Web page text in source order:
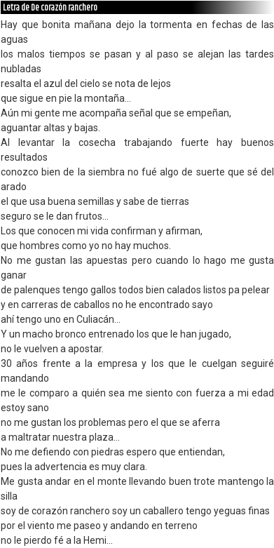
Letra de De corazón ranchero
Hay que bonita mañana dejo la tormenta en fechas de las
aguas
los malos tiempos se pasan y al paso se alejan las tardes
nubladas
resalta el azul del cielo se nota de lejos
que sigue en pie la montaña...
Aún mi gente me acompaña señal que se empeñan,
aguantar altas y bajas.
Al levantar la cosecha trabajando fuerte hay buenos
resultados
conozco bien de la siembra no fué algo de suerte que sé del
arado
el que usa buena semillas y sabe de tierras
seguro se le dan frutos...
Los que conocen mi vida confirman y afirman,
que hombres como yo no hay muchos.
No me gustan las apuestas pero cuando lo hago me gusta
ganar
de palenques tengo gallos todos bien calados listos pa pelear
y en carreras de caballos no he encontrado sayo
ahí tengo uno en Culiacán...
Y un macho bronco entrenado los que le han jugado,
no le vuelven a apostar.
30 años frente a la empresa y los que le cuelgan seguiré
mandando
me le comparo a quién sea me siento con fuerza a mi edad
estoy sano
no me gustan los problemas pero el que se aferra
a maltratar nuestra plaza...
No me defiendo con piedras espero que entiendan,
pues la advertencia es muy clara.
Me gusta andar en el monte llevando buen trote mantengo la
silla
soy de corazón ranchero soy un caballero tengo yeguas finas
por el viento me paseo y andando en terreno
no le pierdo fé a la Hemi...